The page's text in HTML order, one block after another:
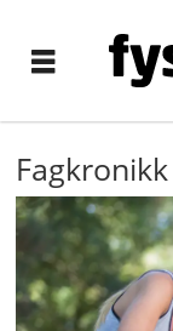
Fagkronikk